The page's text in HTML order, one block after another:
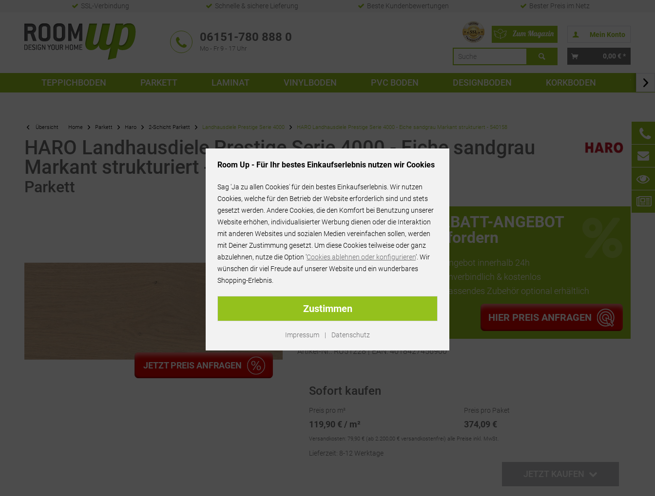
SSL-Verbindung Schnelle & sichere Lieferung Beste Kundenbewertungen Bester Preis im Netz
06151-780 888 0
Mo - Fr 9 - 17 Uhr
Mein Konto
0,00 € *
TEPPICHBODEN PARKETT LAMINAT VINYLBODEN PVC BODEN DESIGNBODEN KORKBODEN 
Übersicht Home Parkett Haro 2-Schicht Parkett Landhausdiele Prestige Serie 4000 HARO Landhausdiele Prestige Serie 4000 - Eiche sandgrau Markant strukturiert - 540158
HARO Landhausdiele Prestige Serie 4000 - Eiche sandgrau
Markant strukturiert - 540158
Parkett
JETZT PREIS ANFRAGEN
119,90 € / m²
inkl. MwSt.
RABATT-ANGEBOT
anfordern
Angebot innerhalb 24h
unverbindlich & kostenlos
passendes Zubehör optional erhältlich
HIER PREIS ANFRAGEN
Artikel-Nr.:RU51228| EAN: 4018427456900
Sofort kaufen
Preis pro m²
119,90 € / m²
Preis pro Paket
374,09 €
Versandkosten: 79,90 € (ab 2.200,00 € versandkostenfrei) alle Preise inkl. MwSt.
Lieferzeit: 8-12 Werktage
Room Up - Für Ihr bestes Einkaufserlebnis nutzen wir Cookies
Sag 'Ja zu allen Cookies' für dein bestes Einkaufserlebnis. Wir nutzen
Cookies, welche für den Betrieb der Website erforderlich sind und stets
gesetzt werden. Andere Cookies, die den Komfort bei Benutzung unserer
Website erhöhen, individualisierter Werbung dienen oder die Interaktion
mit anderen Websites und sozialen Medien vereinfachen sollen, werden
mit Deiner Zustimmung gesetzt. Um diese Cookies teilweise oder ganz
abzulehnen, nutze die Option 'Cookies ablehnen oder konfigurieren'. Wir
wünschen dir viel Freude auf unserer Website und ein wunderbares
Shopping-Erlebnis.
Zustimmen
Impressum | Datenschutz